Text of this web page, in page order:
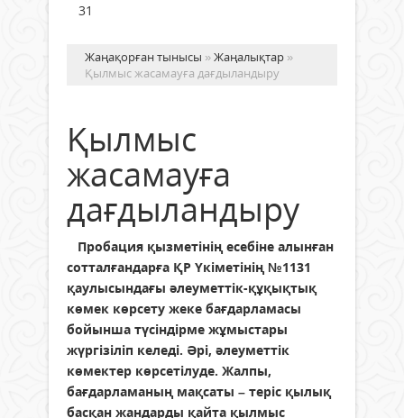
31
Жаңақорған тынысы »Жаңалықтар »
Қылмыс жасамауға дағдыландыру
Қылмыс
жасамауға
дағдыландыру
Пробация қызметінің есебіне алынған
сотталғандарға ҚР Үкіметінің №1131
қаулысындағы әлеуметтік-құқықтық
көмек көрсету жеке бағдарламасы
бойынша түсіндірме жұмыстары
жүргізіліп келеді. Әрі, әлеуметтік
көмектер көрсетілуде. Жалпы,
бағдарламаның мақсаты – теріс қылық
басқан жандарды қайта қылмыс